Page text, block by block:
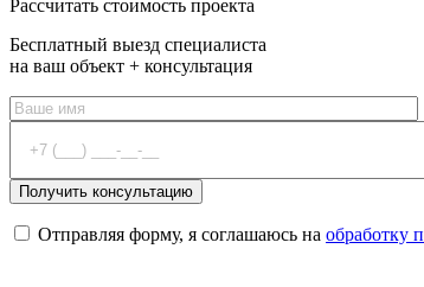
Рассчитать стоимость проекта
Бесплатный выезд специалиста
на ваш объект + консультация
Отправляя форму, я соглашаюсь на обработку